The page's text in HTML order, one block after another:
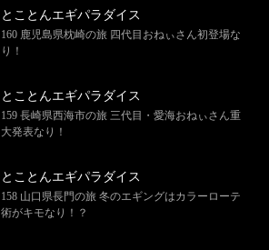
とことんエギパラダイス
160 鹿児島県枕崎の旅 四代目おねぃさん初登場な
り！
とことんエギパラダイス
159 長崎県西海市の旅 三代目・愛海おねぃさん重
大発表なり！
とことんエギパラダイス
158 山口県長門の旅 冬のエギングはカラーローテ
術がキモなり！？